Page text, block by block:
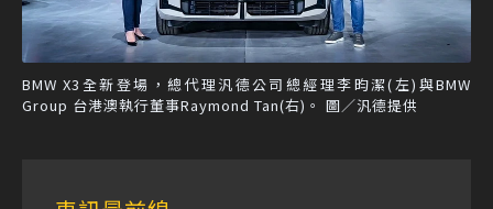
BMW X3全新登場，總代理汎德公司總經理李昀潔(左)與BMW
Group 台港澳執行董事Raymond Tan(右)。 圖／汎德提供